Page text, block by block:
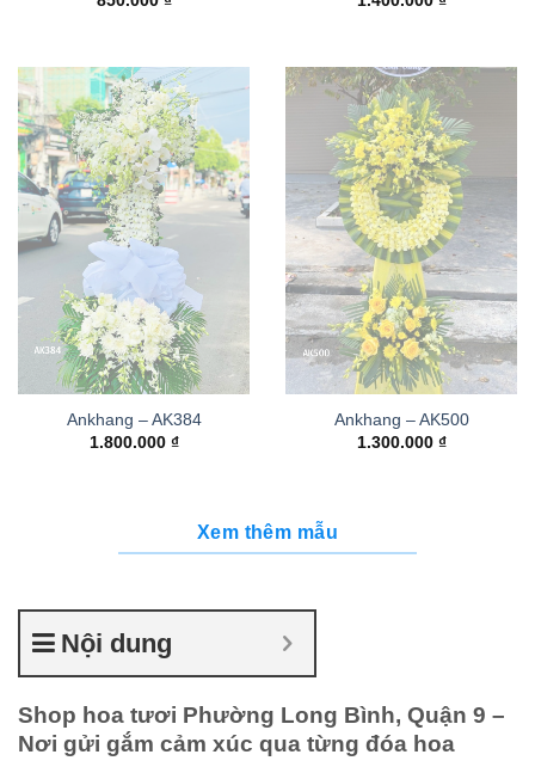
Ankhang – AK384
1.800.000 ₫
Ankhang – AK500
1.300.000 ₫
Xem thêm mẫu
Nội dung
Shop hoa tươi Phường Long Bình, Quận 9 –
Nơi gửi gắm cảm xúc qua từng đóa hoa